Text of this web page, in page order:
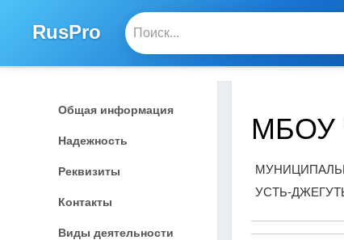
RusPro
Общая информация
Надежность
Реквизиты
Контакты
Виды деятельности
МБОУ
УСТЬ-